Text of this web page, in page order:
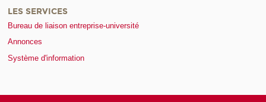
LES SERVICES
Bureau de liaison entreprise-université
Annonces
Système d'information